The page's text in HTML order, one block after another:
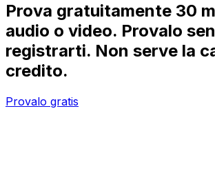
Prova gratuitamente 30
audio o video. Provalo
registrarti. Non serve la
credito.
Provalo gratis